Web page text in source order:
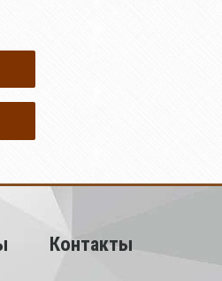
Контакты